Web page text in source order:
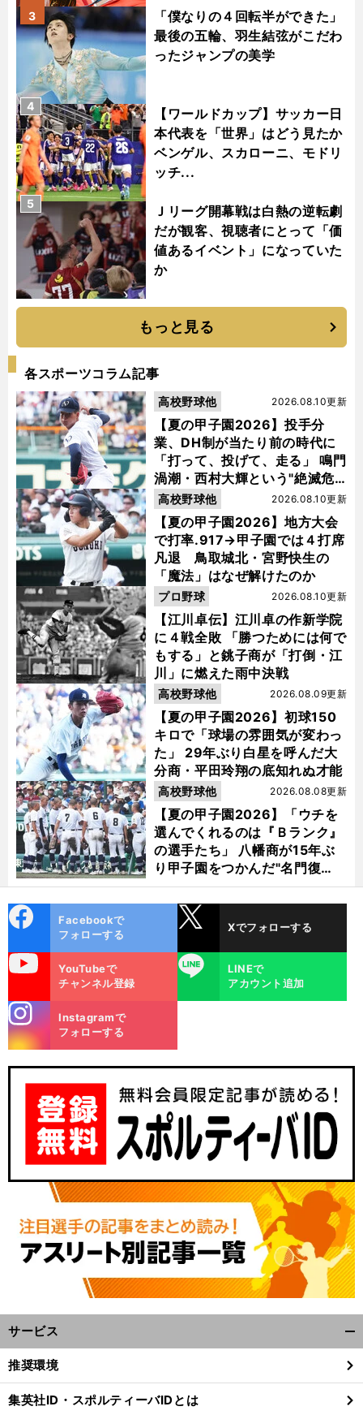
「僕なりの４回転半ができた」
最後の五輪、羽生結弦がこだわ
ったジャンプの美学
3
【ワールドカップ】サッカー日
本代表を「世界」はどう見たか
ベンゲル、スカローニ、モドリ
ッチ...
4
Ｊリーグ開幕戦は白熱の逆転劇
だが観客、視聴者にとって「価
値あるイベント」になっていた
か
5
もっと見る
各スポーツコラム記事
【夏の甲子園2026】投手分
業、DH制が当たり前の時代に
「打って、投げて、走る」 鳴門
渦潮・西村大輝という"絶滅危
惧種"
2026.08.10更新
高校野球他
【夏の甲子園2026】地方大会
で打率.917→甲子園では４打席
凡退 鳥取城北・宮野快生の
「魔法」はなぜ解けたのか
2026.08.10更新
高校野球他
【江川卓伝】江川卓の作新学院
に４戦全敗 「勝つためには何で
もする」と銚子商が「打倒・江
川」に燃えた雨中決戦
2026.08.10更新
プロ野球
【夏の甲子園2026】初球150
キロで「球場の雰囲気が変わっ
た」 29年ぶり白星を呼んだ大
分商・平田玲翔の底知れぬ才能
2026.08.09更新
高校野球他
【夏の甲子園2026】「ウチを
選んでくれるのは『Ｂランク』
の選手たち」 八幡商が15年ぶ
り甲子園をつかんだ"名門復
活"の舞台裏
2026.08.08更新
高校野球他
ok
Facebookで
フォローする
Xでフォローする
YouTubeで
チャンネル登録
LINE
LINEで
アカウント追加
m
Instagramで
フォローする
サービス
閉
る
推奨環境
集英社ID・スポルティーバIDとは